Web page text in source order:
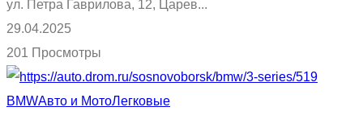
ул. Петра Гаврилова, 12, Царев...
29.04.2025
201 Просмотры
BMWАвто и МотоЛегковые